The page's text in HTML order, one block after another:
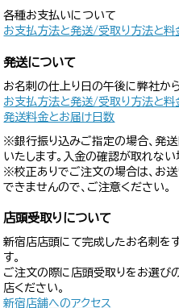
各種お支払いについて
お支払方法と発送/受取り方法と料
発送について
お名刺の仕上り日の午後に弊社か
お支払方法と発送/受取り方法と料
発送料金とお届け日数
※銀行振り込みご指定の場合、発
いたします。入金の確認が取れな
※校正ありでご注文の場合は、お
できませんので、ご注意ください。
店頭受取りについて
新宿店店頭にて完成したお名刺を
す。
ご注文の際に店頭受取りをお選び
店ください。
新宿店舗へのアクセス